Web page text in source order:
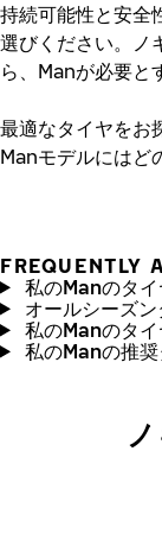
持続可能性と安全
選びください。ノ
ら、Manが必要と
最適なタイヤをお
Manモデルにはど
FREQUENTLY
私のManのタイ
オールシーズ
私のManのタ
私のManの推奨